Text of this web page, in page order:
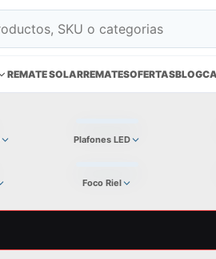
REMATE SOLARREMATESOFERTASBLOG
Plafones LED
Foco Riel